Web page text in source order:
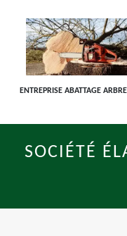
ENTREPRISE ABATTAGE
SOCIÉTÉ